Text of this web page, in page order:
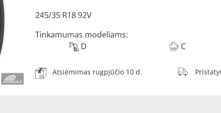
245/35 R18 92V
Tinkamumas modeliams:
D
C
Atsiėmimas rugpjūčio 10 d.